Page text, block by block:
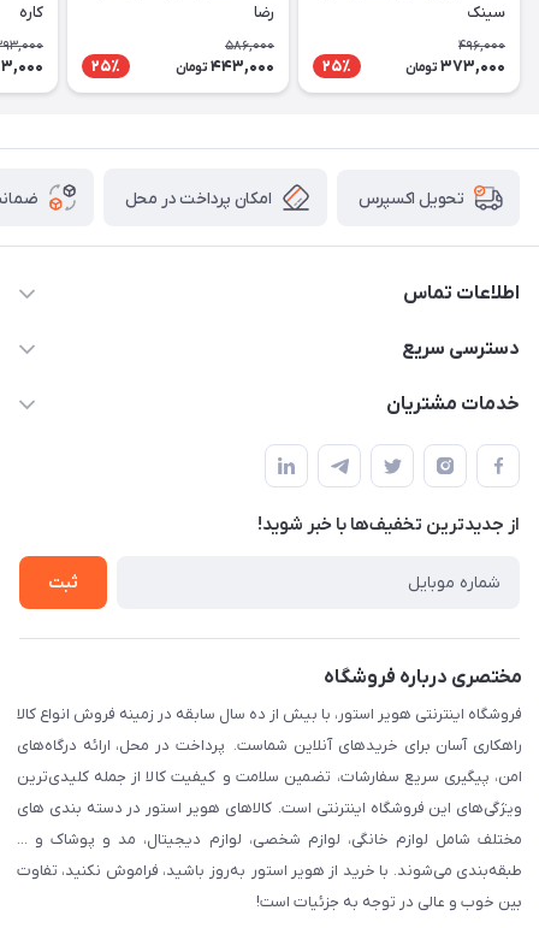
سینک
496,000
373,000 تومان 25٪
رضا
586,000
443,000 تومان 25٪
کاره
تحویل اکسپرس امکان پرداخت در محل
اطلاعات تماس
05191001370
دسترسی سریع
حساب کاربری
لیست محصولات
درباره ما
خدمات مشتریان
پیگیری سفارش
قوانین و مقرارت
حریم خصوصی
راهنما
از جدید‌ترین تخفیف‌ها با‌ خبر شوید!
ثبت
مختصری درباره فروشگاه
فروشگاه اینترنتی هویر استور، با بیش از ده سال سابقه در زمینه فروش انواع کالا
راهکاری آسان برای خریدهای آنلاین شماست. پرداخت در محل، ارائه درگاه‌های
امن، پیگیری سریع سفارشات، تضمین سلامت و کیفیت کالا از جمله کلیدی‌ترین
ویژگی‌های این فروشگاه اینترنتی است. کالاهای هویر استور در دسته بندی های
مختلف شامل لوازم خانگی، لوازم شخصی، لوازم دیجیتال، مد و پوشاک و ...
طبقه‌بندی می‌شوند. با خرید از هویر استور به‌روز باشید، فراموش نکنید، تفاوت
بین خوب و عالی در توجه به جزئیات است!